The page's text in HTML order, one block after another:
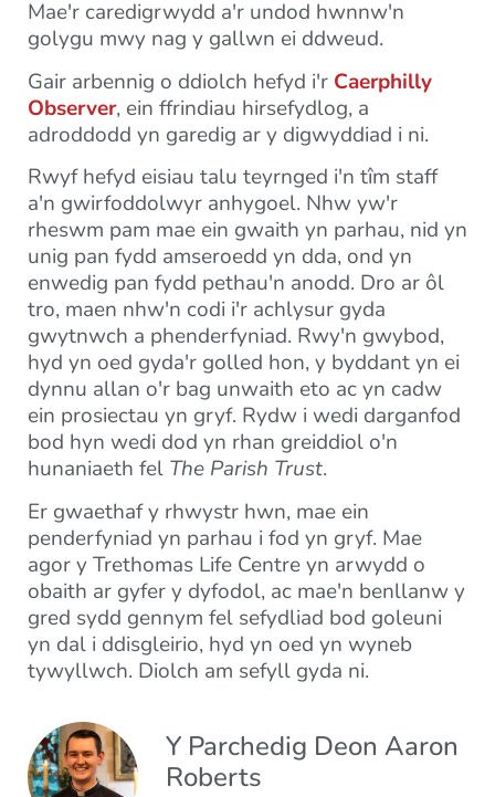
Mae'r caredigrwydd a'r undod hwnnw'n
golygu mwy nag y gallwn ei ddweud.
Gair arbennig o ddiolch hefyd i'r Caerphilly
Observer, ein ffrindiau hirsefydlog, a
adroddodd yn garedig ar y digwyddiad i ni.
Rwyf hefyd eisiau talu teyrnged i'n tîm staff
a'n gwirfoddolwyr anhygoel. Nhw yw'r
rheswm pam mae ein gwaith yn parhau, nid yn
unig pan fydd amseroedd yn dda, ond yn
enwedig pan fydd pethau'n anodd. Dro ar ôl
tro, maen nhw'n codi i'r achlysur gyda
gwytnwch a phenderfyniad. Rwy'n gwybod,
hyd yn oed gyda'r golled hon, y byddant yn ei
dynnu allan o'r bag unwaith eto ac yn cadw
ein prosiectau yn gryf. Rydw i wedi darganfod
bod hyn wedi dod yn rhan greiddiol o'n
hunaniaeth fel The Parish Trust.
Er gwaethaf y rhwystr hwn, mae ein
penderfyniad yn parhau i fod yn gryf. Mae
agor y Trethomas Life Centre yn arwydd o
obaith ar gyfer y dyfodol, ac mae'n benllanw y
gred sydd gennym fel sefydliad bod goleuni
yn dal i ddisgleirio, hyd yn oed yn wyneb
tywyllwch. Diolch am sefyll gyda ni.
Y Parchedig Deon Aaron
Roberts